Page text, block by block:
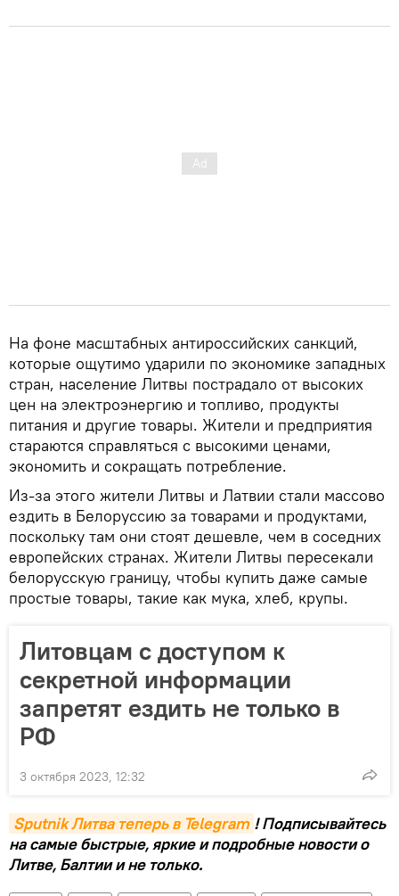
На фоне масштабных антироссийских санкций,
которые ощутимо ударили по экономике западных
стран, население Литвы пострадало от высоких
цен на электроэнергию и топливо, продукты
питания и другие товары. Жители и предприятия
стараются справляться с высокими ценами,
экономить и сокращать потребление.
Из-за этого жители Литвы и Латвии стали массово
ездить в Белоруссию за товарами и продуктами,
поскольку там они стоят дешевле, чем в соседних
европейских странах. Жители Литвы пересекали
белорусскую границу, чтобы купить даже самые
простые товары, такие как мука, хлеб, крупы.
Литовцам с доступом к
секретной информации
запретят ездить не только в
РФ
3 октября 2023, 12:32
Sputnik Литва теперь в Telegram ! Подписывайтесь
на самые быстрые, яркие и подробные новости о
Литве, Балтии и не только.